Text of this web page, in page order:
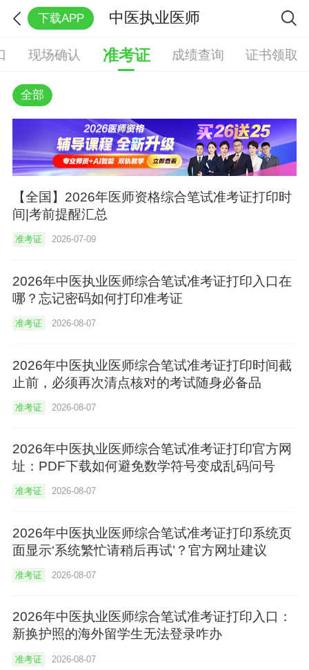
下载APP 中医执业医师
现场确认 准考证 成绩查询 证书领取
全部
【全国】2026年医师资格综合笔试准考证打印时
间|考前提醒汇总
准考证 2026-07-09
2026年中医执业医师综合笔试准考证打印入口在
哪？忘记密码如何打印准考证
准考证 2026-08-07
2026年中医执业医师综合笔试准考证打印时间截
止前，必须再次清点核对的考试随身必备品
准考证 2026-08-07
2026年中医执业医师综合笔试准考证打印官方网
址：PDF下载如何避免数学符号变成乱码问号
准考证 2026-08-07
2026年中医执业医师综合笔试准考证打印系统页
面显示‘系统繁忙请稍后再试’？官方网址建议
准考证 2026-08-07
2026年中医执业医师综合笔试准考证打印入口：
新换护照的海外留学生无法登录咋办
准考证 2026-08-07